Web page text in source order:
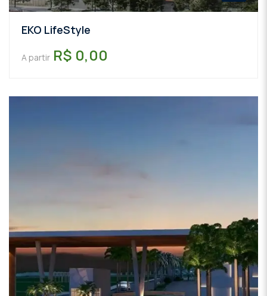
EKO LifeStyle
A partir R$ 0,00